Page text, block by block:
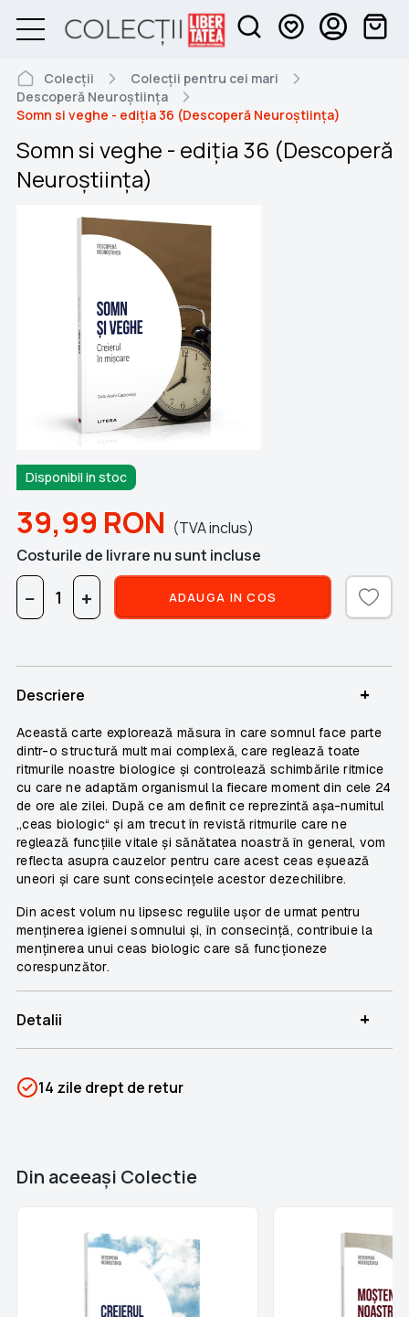
Colecții
Colecții pentru cei mari
Descoperă Neuroștiința
Somn si veghe - ediția 36 (Descoperă Neuroștiința)
Somn si veghe - ediția 36 (Descoperă
Neuroștiința)
Disponibil in stoc
39,99 RON (TVA inclus)
Costurile de livrare nu sunt incluse
− + ADAUGA IN COS
Descriere +
Această carte explorează măsura în care somnul face parte
dintr-o structură mult mai complexă, care reglează toate
ritmurile noastre biologice și controlează schimbările ritmice
cu care ne adaptăm organismul la fiecare moment din cele 24
de ore ale zilei. După ce am definit ce reprezintă așa-numitul
„ceas biologic“ și am trecut în revistă ritmurile care ne
reglează funcțiile vitale și sănătatea noastră în general, vom
reflecta asupra cauzelor pentru care acest ceas eșuează
uneori și care sunt consecințele acestor dezechilibre.
Din acest volum nu lipsesc regulile ușor de urmat pentru
menținerea igienei somnului și, în consecință, contribuie la
menținerea unui ceas biologic care să funcționeze
corespunzător.
Detalii +
Categorii
Descoperă Neuroștiința
14 zile drept de retur
Din aceeaşi Colectie